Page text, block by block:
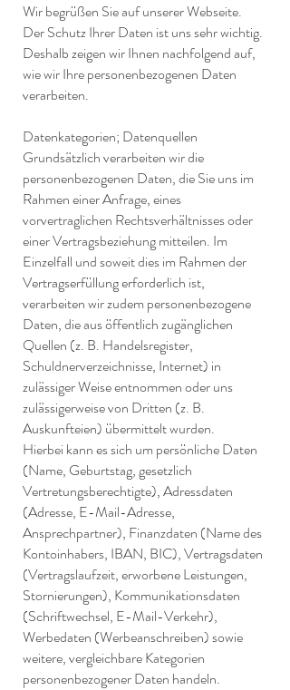
Wir begrüßen Sie auf unserer Webseite.
Der Schutz Ihrer Daten ist uns sehr wichtig.
Deshalb zeigen wir Ihnen nachfolgend auf,
wie wir Ihre personenbezogenen Daten
verarbeiten.
Datenkategorien; Datenquellen
Grundsätzlich verarbeiten wir die
personenbezogenen Daten, die Sie uns im
Rahmen einer Anfrage, eines
vorvertraglichen Rechtsverhältnisses oder
einer Vertragsbeziehung mitteilen. Im
Einzelfall und soweit dies im Rahmen der
Vertragserfüllung erforderlich ist,
verarbeiten wir zudem personenbezogene
Daten, die aus öffentlich zugänglichen
Quellen (z. B. Handelsregister,
Schuldnerverzeichnisse, Internet) in
zulässiger Weise entnommen oder uns
zulässigerweise von Dritten (z. B.
Auskunfteien) übermittelt wurden.
Hierbei kann es sich um persönliche Daten
(Name, Geburtstag, gesetzlich
Vertretungsberechtigte), Adressdaten
(Adresse, E-Mail-Adresse,
Ansprechpartner), Finanzdaten (Name des
Kontoinhabers, IBAN, BIC), Vertragsdaten
(Vertragslaufzeit, erworbene Leistungen,
Stornierungen), Kommunikationsdaten
(Schriftwechsel, E-Mail-Verkehr),
Werbedaten (Werbeanschreiben) sowie
weitere, vergleichbare Kategorien
personenbezogener Daten handeln.